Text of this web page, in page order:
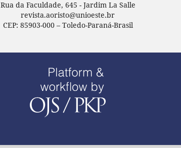
Rua da Faculdade, 645 - Jardim La Salle
revista.aoristo@unioeste.br
CEP: 85903-000 – Toledo-Paraná-Brasil